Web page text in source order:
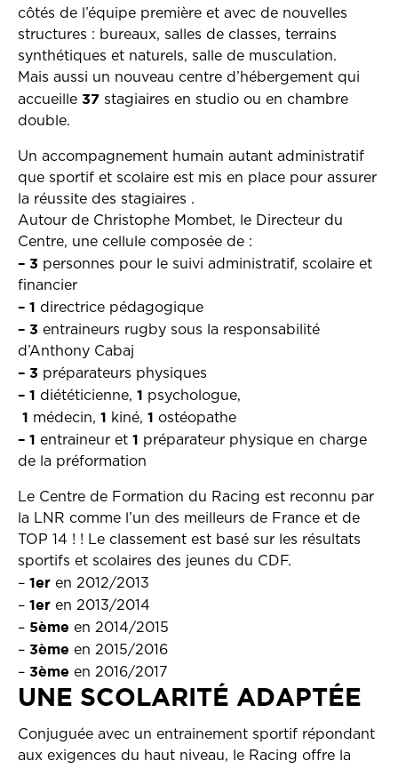
côtés de l’équipe première et avec de nouvelles
structures : bureaux, salles de classes, terrains
synthétiques et naturels, salle de musculation.
Mais aussi un nouveau centre d’hébergement qui
accueille 37 stagiaires en studio ou en chambre
double.
Un accompagnement humain autant administratif
que sportif et scolaire est mis en place pour assurer
la réussite des stagiaires .
Autour de Christophe Mombet, le Directeur du
Centre, une cellule composée de :
– 3 personnes pour le suivi administratif, scolaire et
financier
– 1 directrice pédagogique
– 3 entraineurs rugby sous la responsabilité
d’Anthony Cabaj
– 3 préparateurs physiques
– 1 diététicienne, 1 psychologue,
1 médecin, 1 kiné, 1 ostéopathe
– 1 entraineur et 1 préparateur physique en charge
de la préformation
Le Centre de Formation du Racing est reconnu par
la LNR comme l’un des meilleurs de France et de
TOP 14 ! ! Le classement est basé sur les résultats
sportifs et scolaires des jeunes du CDF.
– 1er en 2012/2013
– 1er en 2013/2014
– 5ème en 2014/2015
– 3ème en 2015/2016
– 3ème en 2016/2017
UNE SCOLARITÉ ADAPTÉE
Conjuguée avec un entrainement sportif répondant
aux exigences du haut niveau, le Racing offre la